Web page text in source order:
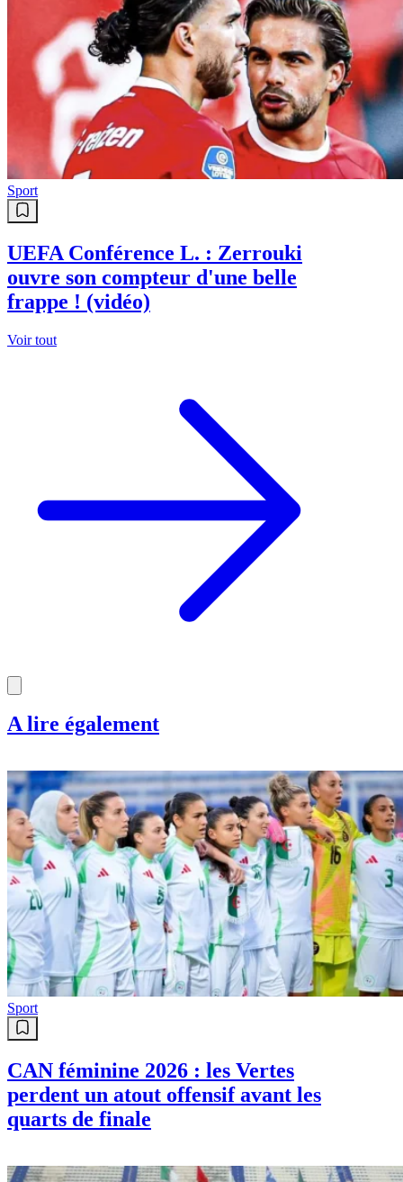
Sport
UEFA Conférence L. : Zerrouki
ouvre son compteur d'une belle
frappe ! (vidéo)
Voir tout
A lire également
Sport
CAN féminine 2026 : les Vertes
perdent un atout offensif avant les
quarts de finale